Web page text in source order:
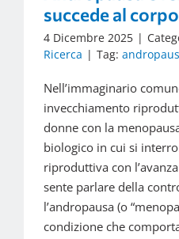
succede al
4 Dicembre 2025 |
Ricerca | Tag:
Nell’immaginario
invecchiamento
donne con la
biologico in cui si
riproduttiva con
sente parlare della
l’andropausa (o
condizione che